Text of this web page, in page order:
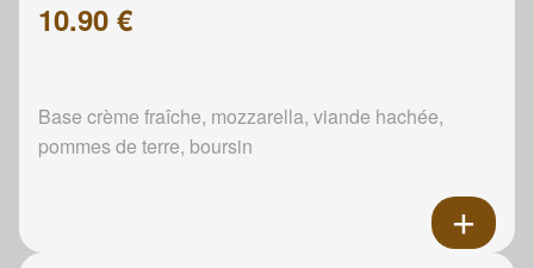
10.90 €
Base crème fraîche, mozzarella, viande hachée,
pommes de terre, boursin